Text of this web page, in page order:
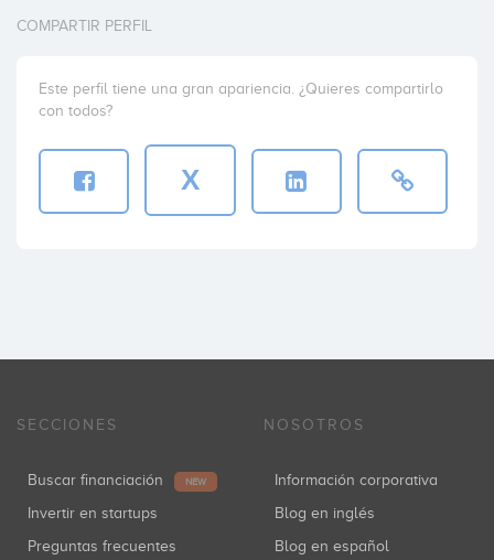
COMPARTIR PERFIL
Este perfil tiene una gran apariencia. ¿Quieres compartirlo
con todos?
X
SECCIONES
Buscar financiación NEW
Invertir en startups
Preguntas frecuentes
NOSOTROS
Información corporativa
Blog en inglés
Blog en español